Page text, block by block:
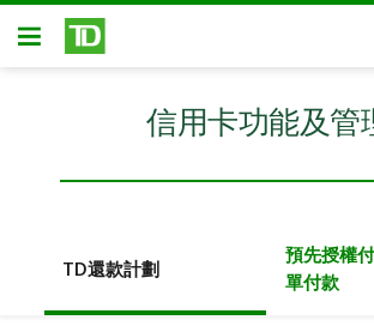
略過進入主要內容
開放式房屋貸款
信用卡功能及管
TD還款計劃
預先授權
單付款